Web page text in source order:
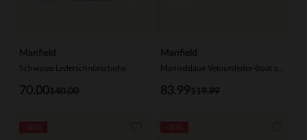
Manfield
Schwarze Lederschnürschuhe
140.00
70.00
Manfield
119.99
83.99